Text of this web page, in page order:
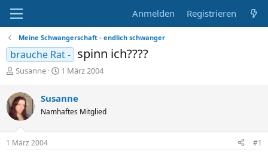
Anmelden Registrieren
Meine Schwangerschaft - endlich schwanger
brauche Rat - spinn ich????
E
s
t
e
l
l
e
Susanne
E
t
e
l
1 März 2004
Susanne
Namhaftes Mitglied
1 März 2004 #1